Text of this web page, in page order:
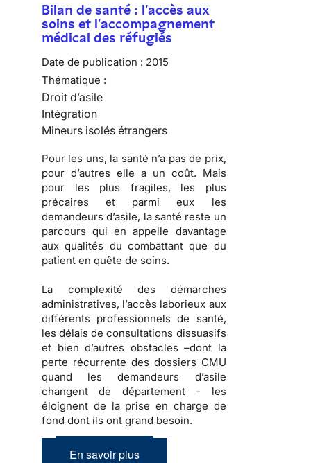
Bilan de santé : l'accès aux
soins et l'accompagnement
médical des réfugiés
Date de publication : 2015
Thématique :
Droit d’asile
Intégration
Mineurs isolés étrangers
Pour les uns, la santé n’a pas de prix,
pour d’autres elle a un coût. Mais
pour les plus fragiles, les plus
précaires et parmi eux les
demandeurs d’asile, la santé reste un
parcours qui en appelle davantage
aux qualités du combattant que du
patient en quête de soins.
La complexité des démarches
administratives, l’accès laborieux aux
différents professionnels de santé,
les délais de consultations dissuasifs
et bien d’autres obstacles –dont la
perte récurrente des dossiers CMU
quand les demandeurs d’asile
changent de département - les
éloignent de la prise en charge de
fond dont ils ont grand besoin.
En savoir plus